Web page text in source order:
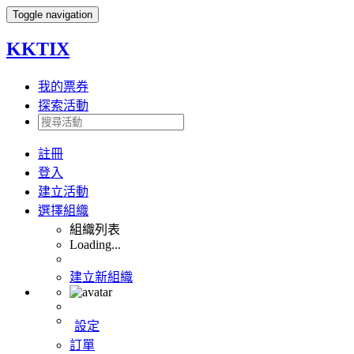
Toggle navigation
KKTIX
我的票券
探索活動
註冊
登入
建立活動
選擇組織
組織列表
Loading...
建立新組織
設定
訂單